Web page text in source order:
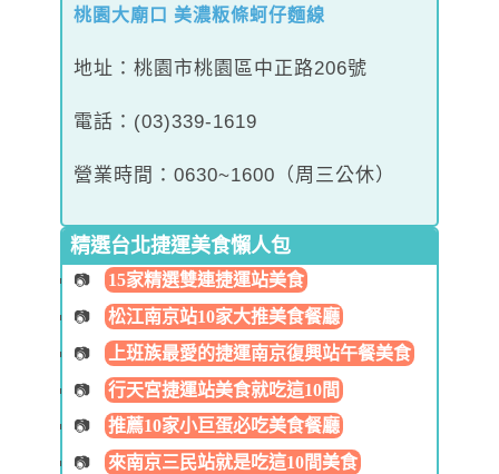
桃園大廟口 美濃粄條蚵仔麵線
地址：桃園市桃園區中正路206號
電話：(03)339-1619
營業時間：0630~1600（周三公休）
精選台北捷運美食懶人包
15家精選雙連捷運站美食
松江南京站10家大推美食餐廳
上班族最愛的捷運南京復興站午餐美食
行天宮捷運站美食就吃這10間
推薦10家小巨蛋必吃美食餐廳
來南京三民站就是吃這10間美食